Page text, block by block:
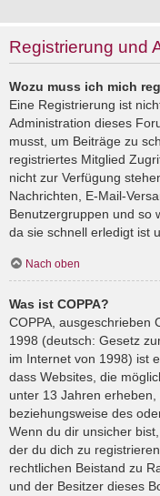
Registrierung und
Wozu muss ich mich
Eine Registrierung ist
Administration dieses
musst, um Beiträge zu
registriertes Mitglied
nicht zur Verfügung
Nachrichten, E-Mail-
Benutzergruppen und so
da sie schnell erledigt ist
Nach oben
Was ist COPPA?
COPPA, ausgeschrieben
1998 (deutsch: Gesetz
im Internet von 1998) ist
dass Websites, die
unter 13 Jahren
beziehungsweise des
Wenn du dir unsicher
der du dich zu
rechtlichen Beistand zu
und der Besitzer dieses